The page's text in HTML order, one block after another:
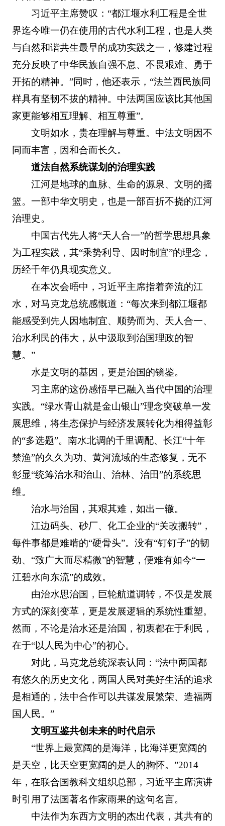
习近平主席赞叹：“都江堰水利工程是全世
界迄今唯一仍在使用的古代水利工程，也是人类
与自然和谐共生最早的成功实践之一，修建过程
充分反映了中华民族自强不息、不畏艰难、勇于
开拓的精神。”同时，他还表示，“法兰西民族同
样具有坚韧不拔的精神。中法两国应该比其他国
家更能够相互理解、相互尊重”。
文明如水，贵在理解与尊重。中法文明因不
同而丰富，因和合而长久。
道法自然系统谋划的治理实践
江河是地球的血脉、生命的源泉、文明的摇
篮。一部中华文明史，也是一部百折不挠的江河
治理史。
中国古代先人将“天人合一”的哲学思想具象
为工程实践，其“乘势利导、因时制宜”的理念，
历经千年仍具现实意义。
在本次会晤中，习近平主席指着奔流的江
水，对马克龙总统感慨道：“每次来到都江堰都
能感受到先人因地制宜、顺势而为、天人合一、
治水利民的伟大，从中汲取到治国理政的智
慧。”
水是文明的基因，更是治国的镜鉴。
习主席的这份感悟早已融入当代中国的治理
实践。“绿水青山就是金山银山”理念突破单一发
展思维，将生态保护与经济发展转化为相得益彰
的“多选题”。南水北调的千里调配、长江“十年
禁渔”的久久为功、黄河流域的生态修复，无不
彰显“统筹治水和治山、治林、治田”的系统思
维。
治水与治国，其艰其难，如出一辙。
江边码头、砂厂、化工企业的“关改搬转”，
每件事都是难啃的“硬骨头”。没有“钉钉子”的韧
劲、“致广大而尽精微”的智慧，便难有如今“一
江碧水向东流”的成效。
由治水思治国，巨轮航道调转，不仅是发展
方式的深刻变革，更是发展逻辑的系统性重塑。
然而，不论是治水还是治国，初衷都在于利民，
在于“以人民为中心”的初心。
对此，马克龙总统深表认同：“法中两国都
有悠久的历史文化，两国人民对美好生活的追求
是相通的，法中合作可以共谋发展繁荣、造福两
国人民。”
文明互鉴共创未来的时代启示
“世界上最宽阔的是海洋，比海洋更宽阔的
是天空，比天空更宽阔的是人的胸怀。”2014
年，在联合国教科文组织总部，习近平主席演讲
时引用了法国著名作家雨果的这句名言。
中法作为东西方文明的杰出代表，其共有的